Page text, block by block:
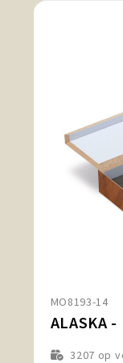
MO8193-14
ALASKA
3207 op